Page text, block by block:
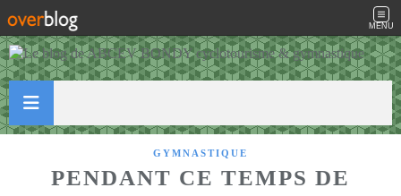
MENU
GYMNASTIQUE
PENDANT CE TEMPS DE